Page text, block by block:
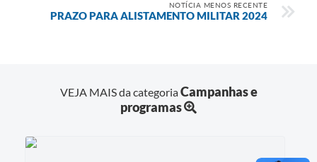
NOTÍCIA MENOS RECENTE
PRAZO PARA ALISTAMENTO MILITAR 2024
VEJA MAIS da categoriaCampanhas e
programas